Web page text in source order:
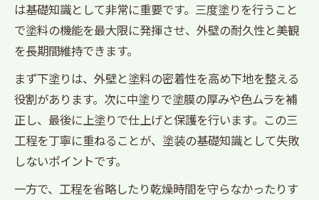
は基礎知識として非常に重要です。三度塗りを行うこと
で塗料の機能を最大限に発揮させ、外壁の耐久性と美観
を長期間維持できます。
まず下塗りは、外壁と塗料の密着性を高め下地を整える
役割があります。次に中塗りで塗膜の厚みや色ムラを補
正し、最後に上塗りで仕上げと保護を行います。この三
工程を丁寧に重ねることが、塗装の基礎知識として失敗
しないポイントです。
一方で、工程を省略したり乾燥時間を守らなかったりす